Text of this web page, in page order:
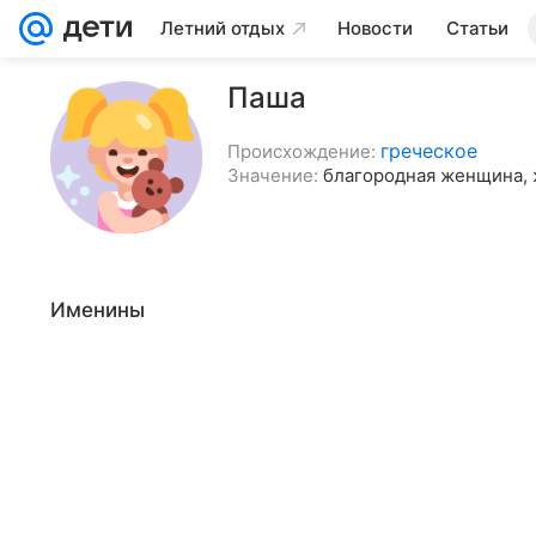
Летний отдых Новости Статьи
Паша
Происхождение: греческое
Значение: благородная женщина,
Именины